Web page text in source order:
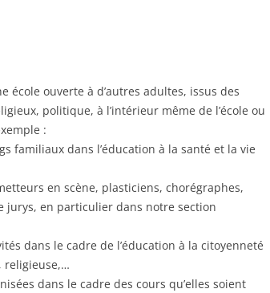
école ouverte à d’autres adultes, issus des
politique, à l’intérieur même de l’école ou
:
familiaux dans l’éducation à la santé et la vie
en scène, plasticiens, chorégraphes,
jurys, en particulier dans notre section
dans le cadre de l’éducation à la citoyenneté
religieuse,…
dans le cadre des cours qu’elles soient